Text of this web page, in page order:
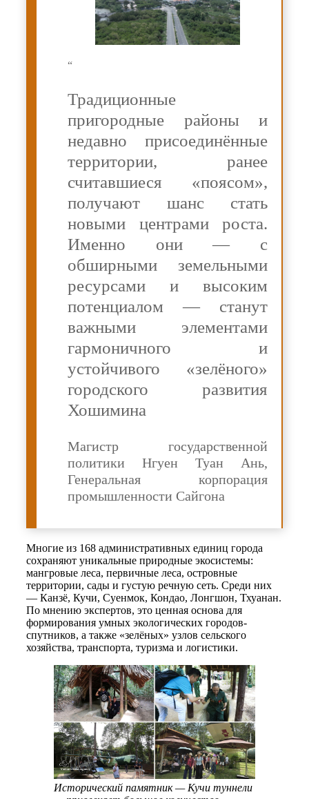
“
Традиционные
пригородные районы и
недавно присоединённые
территории, ранее
считавшиеся «поясом»,
получают шанс стать
новыми центрами роста.
Именно они — с
обширными земельными
ресурсами и высоким
потенциалом — станут
важными элементами
гармоничного и
устойчивого «зелёного»
городского развития
Хошимина
Магистр государственной
политики Нгуен Туан Ань,
Генеральная корпорация
промышленности Сайгона
Многие из 168 административных единиц города
сохраняют уникальные природные экосистемы:
мангровые леса, первичные леса, островные
территории, сады и густую речную сеть. Среди них
— Канзё, Кучи, Суенмок, Кондао, Лонгшон, Тхуанан.
По мнению экспертов, это ценная основа для
формирования умных экологических городов-
спутников, а также «зелёных» узлов сельского
хозяйства, транспорта, туризма и логистики.
Исторический памятник — Кучи туннели